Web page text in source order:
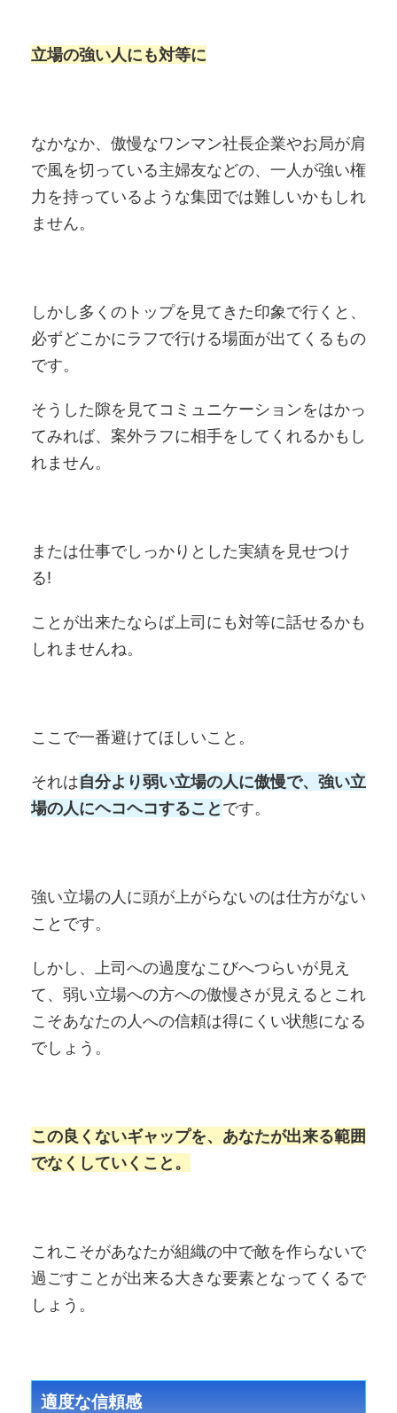
立場の強い人にも対等に
なかなか、傲慢なワンマン社長企業やお局が肩
で風を切っている主婦友などの、一人が強い権
力を持っているような集団では難しいかもしれ
ません。
しかし多くのトップを見てきた印象で行くと、
必ずどこかにラフで行ける場面が出てくるもの
です。
そうした隙を見てコミュニケーションをはかっ
てみれば、案外ラフに相手をしてくれるかもし
れません。
または仕事でしっかりとした実績を見せつけ
る!
ことが出来たならば上司にも対等に話せるかも
しれませんね。
ここで一番避けてほしいこと。
それは自分より弱い立場の人に傲慢で、強い立
場の人にヘコヘコすることです。
強い立場の人に頭が上がらないのは仕方がない
ことです。
しかし、上司への過度なこびへつらいが見え
て、弱い立場への方への傲慢さが見えるとこれ
こそあなたの人への信頼は得にくい状態になる
でしょう。
この良くないギャップを、あなたが出来る範囲
でなくしていくこと。
これこそがあなたが組織の中で敵を作らないで
過ごすことが出来る大きな要素となってくるで
しょう。
適度な信頼感